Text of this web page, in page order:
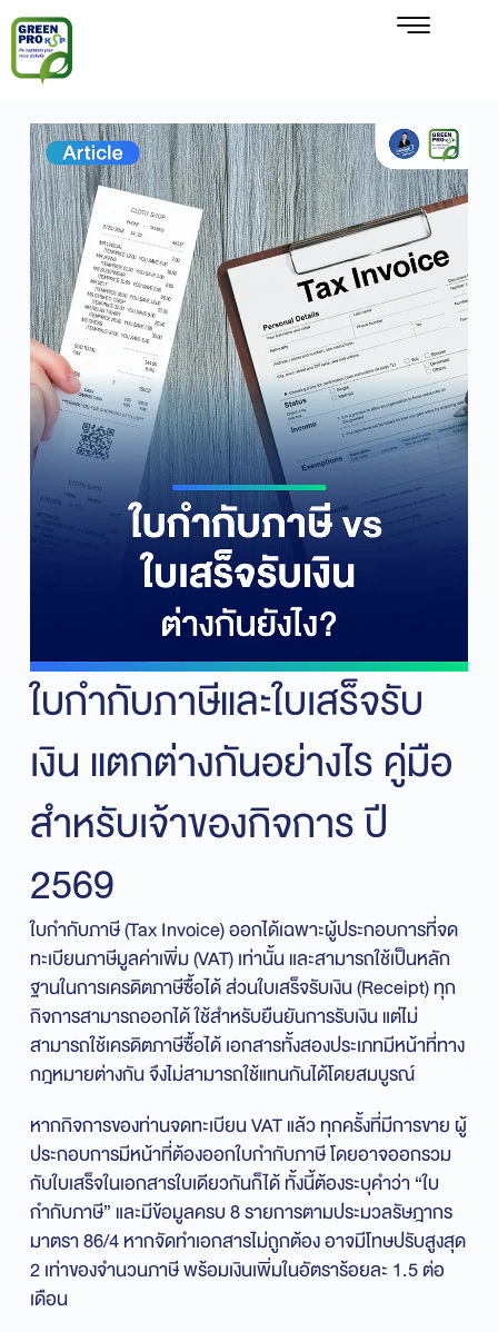
ใบกำกับภาษีและใบเสร็จรับ
เงิน แตกต่างกันอย่างไร คู่มือ
สำหรับเจ้าของกิจการ ปี
2569
ใบกำกับภาษี (Tax Invoice) ออกได้เฉพาะผู้ประกอบการที่จด
ทะเบียนภาษีมูลค่าเพิ่ม (VAT) เท่านั้น และสามารถใช้เป็นหลัก
ฐานในการเครดิตภาษีซื้อได้ ส่วนใบเสร็จรับเงิน (Receipt) ทุก
กิจการสามารถออกได้ ใช้สำหรับยืนยันการรับเงิน แต่ไม่
สามารถใช้เครดิตภาษีซื้อได้ เอกสารทั้งสองประเภทมีหน้าที่ทาง
กฎหมายต่างกัน จึงไม่สามารถใช้แทนกันได้โดยสมบูรณ์
หากกิจการของท่านจดทะเบียน VAT แล้ว ทุกครั้งที่มีการขาย ผู้
ประกอบการมีหน้าที่ต้องออกใบกำกับภาษี โดยอาจออกรวม
กับใบเสร็จในเอกสารใบเดียวกันก็ได้ ทั้งนี้ต้องระบุคำว่า “ใบ
กำกับภาษี” และมีข้อมูลครบ 8 รายการตามประมวลรัษฎากร
มาตรา 86/4 หากจัดทำเอกสารไม่ถูกต้อง อาจมีโทษปรับสูงสุด
2 เท่าของจำนวนภาษี พร้อมเงินเพิ่มในอัตราร้อยละ 1.5 ต่อ
เดือน